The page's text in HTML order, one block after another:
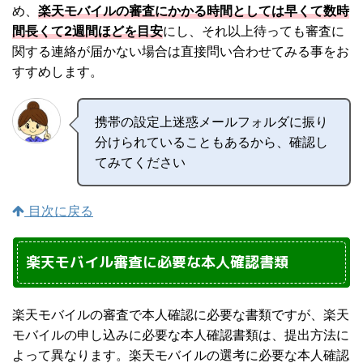
め、 楽天モバイルの審査にかかる時間としては早くて数時
間長くて2週間ほどを目安にし、それ以上待っても審査に
関する連絡が届かない場合は直接問い合わせてみる事をお
すすめします。
携帯の設定上迷惑メールフォルダに振り
分けられていることもあるから、確認し
てみてください
目次に戻る
楽天モバイル審査に必要な本人確認書類
楽天モバイルの審査で本人確認に必要な書類ですが、楽天
モバイルの申し込みに必要な本人確認書類は、提出方法に
よって異なります。楽天モバイルの選考に必要な本人確認